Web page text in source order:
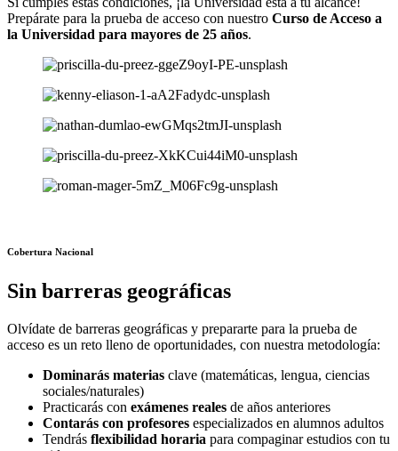
Prepárate para la prueba de acceso con nuestro Curso de Acceso a
la Universidad para mayores de 25 años.
Cobertura Nacional
Sin barreras geográficas
Olvídate de barreras geográficas y prepararte para la prueba de
acceso es un reto lleno de oportunidades, con nuestra metodología:
Dominarás materias clave (matemáticas, lengua, ciencias
sociales/naturales)
Practicarás con exámenes reales de años anteriores
Contarás con profesores especializados en alumnos adultos
Tendrás flexibilidad horaria para compaginar estudios con tu